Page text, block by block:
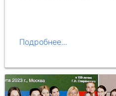
Подробнее...